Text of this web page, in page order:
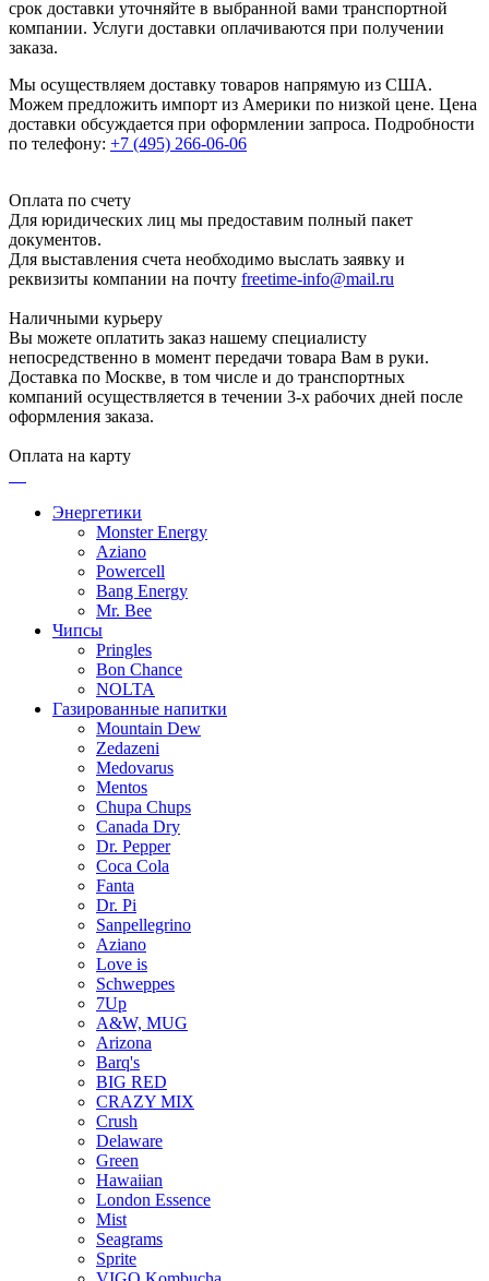
срок доставки уточняйте в выбранной вами транспортной
компании. Услуги доставки оплачиваются при получении
заказа.
Мы осуществляем доставку товаров напрямую из США.
Можем предложить импорт из Америки по низкой цене. Цена
доставки обсуждается при оформлении запроса. Подробности
по телефону: +7 (495) 266-06-06
Оплата по счету
Для юридических лиц мы предоставим полный пакет
документов.
Для выставления счета необходимо выслать заявку и
реквизиты компании на почту freetime-info@mail.ru
Наличными курьеру
Вы можете оплатить заказ нашему специалисту
непосредственно в момент передачи товара Вам в руки.
Доставка по Москве, в том числе и до транспортных
компаний осуществляется в течении 3-х рабочих дней после
оформления заказа.
Оплата на карту
Энергетики
Monster Energy
Aziano
Powercell
Bang Energy
Mr. Bee
Чипсы
Pringles
Bon Chance
NOLTA
Газированные напитки
Mountain Dew
Zedazeni
Medovarus
Mentos
Chupa Chups
Canada Dry
Dr. Pepper
Coca Cola
Fanta
Dr. Pi
Sanpellegrino
Aziano
Love is
Schweppes
7Up
A&W, MUG
Arizona
Barq's
BIG RED
CRAZY MIX
Crush
Delaware
Green
Hawaiian
London Essence
Mist
Seagrams
Sprite